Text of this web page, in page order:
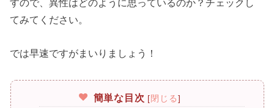
すので、異性はどのように思っているのか？チェックし
てみてください。
では早速ですがまいりましょう！
簡単な目次 [閉じる]